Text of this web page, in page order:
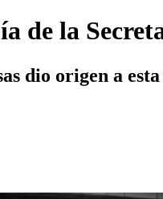
de la
dio origen a